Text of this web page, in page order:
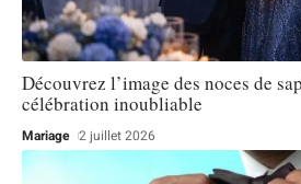
Découvrez l’image des noces de
célébration inoubliable
Mariage 2 juillet 2026